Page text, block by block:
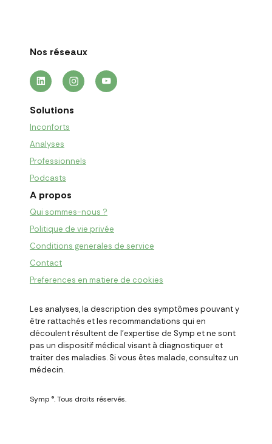
Nos réseaux
Solutions
Inconforts
Analyses
Professionnels
Podcasts
A propos
Qui sommes-nous ?
Politique de vie privée
Conditions generales de service
Contact
Preferences en matiere de cookies
Les analyses, la description des symptômes pouvant y
être rattachés et les recommandations qui en
découlent résultent de l'expertise de Symp et ne sont
pas un dispositif médical visant à diagnostiquer et
traiter des maladies. Si vous êtes malade, consultez un
médecin.
Symp ®. Tous droits réservés.